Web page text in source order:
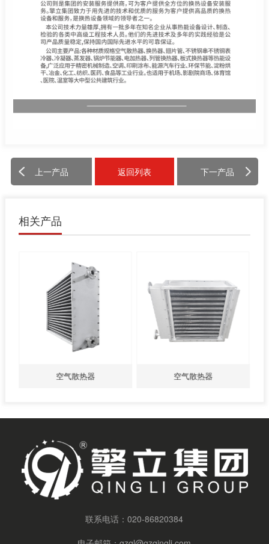
上一产品 返回列表 下一产品
相关产品
空气散热器 空气散热器
联系电话：020-86820384